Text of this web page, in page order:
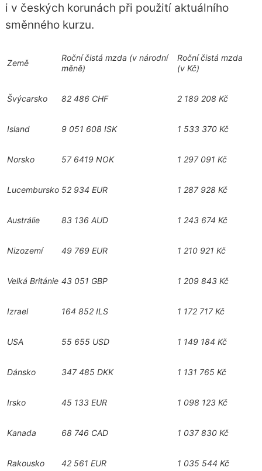
i v českých korunách při použití aktuálního
směnného kurzu.
Země
Roční čistá mzda (v národní
měně)
Roční čistá mzda
(v Kč)
Švýcarsko 82 486 CHF 2 189 208 Kč
Island 9 051 608 ISK 1 533 370 Kč
Norsko 57 6419 NOK 1 297 091 Kč
Lucembursko 52 934 EUR 1 287 928 Kč
Austrálie 83 136 AUD 1 243 674 Kč
Nizozemí 49 769 EUR 1 210 921 Kč
Velká Británie 43 051 GBP 1 209 843 Kč
Izrael 164 852 ILS 1 172 717 Kč
USA 55 655 USD 1 149 184 Kč
Dánsko 347 485 DKK 1 131 765 Kč
Irsko 45 133 EUR 1 098 123 Kč
Kanada 68 746 CAD 1 037 830 Kč
Rakousko 42 561 EUR 1 035 544 Kč